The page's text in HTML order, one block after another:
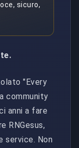
sicuro,
"Every
community
anni a fare
RNGesus,
service. Non